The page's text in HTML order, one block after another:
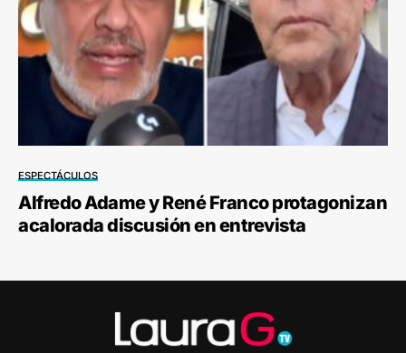
ESPECTÁCULOS
Alfredo Adame y René Franco protagonizan
acalorada discusión en entrevista